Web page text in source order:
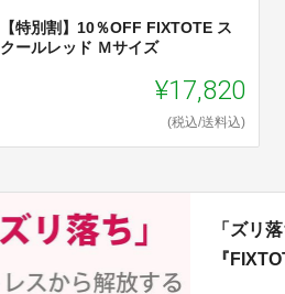
【特別割】10％OFF FIXTOTE ス
クールレッド Ｍサイズ
¥17,820
(税込/送料込)
「ズリ
『